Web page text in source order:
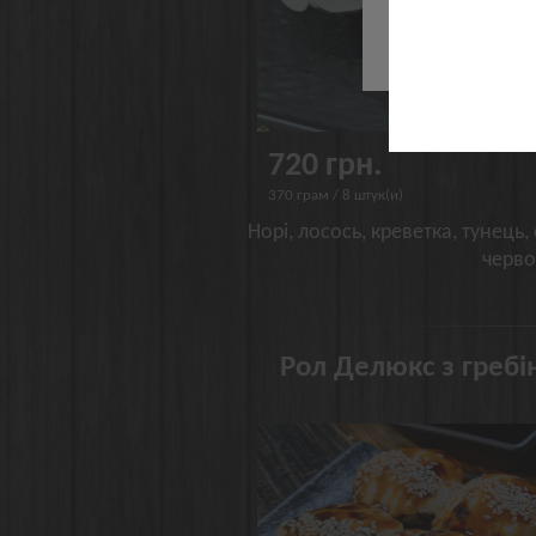
720 грн.
370 грам / 8 штук(и)
Норі, лосось, креветка,
Рол Делюкс з